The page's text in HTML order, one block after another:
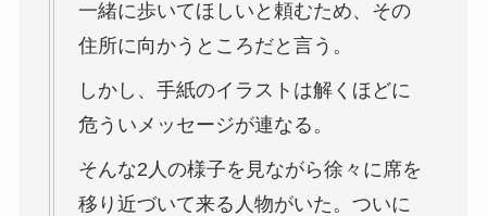
一緒に歩いてほしいと頼むため、その
住所に向かうところだと言う。
しかし、手紙のイラストは解くほどに
危ういメッセージが連なる。
そんな2人の様子を見ながら徐々に席を
移り近づいて来る人物がいた。ついに